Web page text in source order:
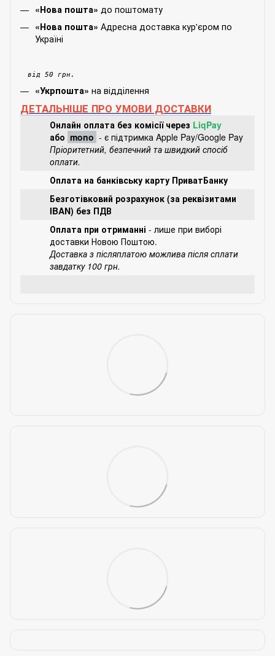
«Нова пошта» до поштомату
«Нова пошта» Адресна доставка кур'єром по
Україні
від 50 грн.
«Укрпошта» на відділення
ДЕТАЛЬНІШЕ ПРО УМОВИ ДОСТАВКИ
Онлайн оплата без комісії через LiqPay
або mono - є підтримка Apple Pay/Google Pay
Пріоритетний, безпечний та швидкий спосіб
оплати.
Оплата на банківську карту ПриватБанку
Безготівковий розрахунок (за реквізитами
IBAN) без ПДВ
Оплата при отриманні - лише при виборі
доставки Новою Поштою.
Доставка з післяплатою можлива після сплати
завдатку 100 грн.